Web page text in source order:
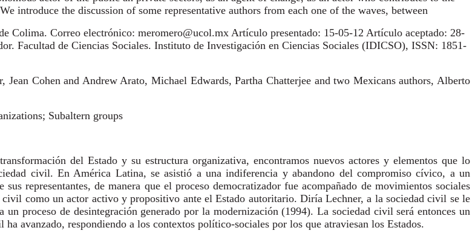
introduce the discussion of some representative authors from each one of the waves, between
Colima. Correo electrónico: meromero@ucol.mx Artículo presentado: 15-05-12 Artículo aceptado: 28-
de Ciencias Sociales. Instituto de Investigación en Ciencias Sociales (IDICSO), ISSN: 1851-
Cohen and Andrew Arato, Michael Edwards, Partha Chatterjee and two Mexicans authors, Alberto
zations; Subaltern groups
del Estado y su estructura organizativa, encontramos nuevos actores y elementos que lo
civil. En América Latina, se asistió a una indiferencia y abandono del compromiso cívico, a un
representantes, de manera que el proceso democratizador fue acompañado de movimientos sociales
civil como un actor activo y propositivo ante el Estado autoritario. Diría Lechner, a la sociedad civil se le
proceso de desintegración generado por la modernización (1994). La sociedad civil será entonces un
avanzado, respondiendo a los contextos político-sociales por los que atraviesan los Estados.